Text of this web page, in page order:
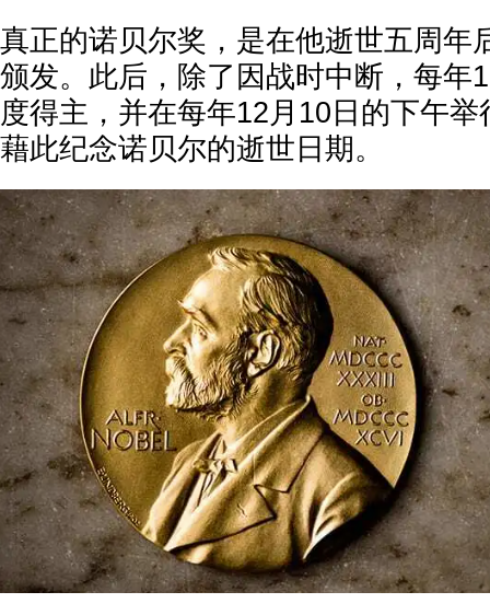
真正的诺贝尔奖，是在他逝世五周年
颁发。此后，除了因战时中断，每年
度得主，并在每年12月10日的下午
藉此纪念诺贝尔的逝世日期。